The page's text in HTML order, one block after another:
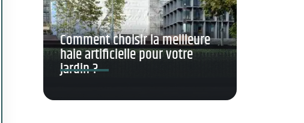
Comment choisir la meilleure
haie artificielle pour votre
jardin ?